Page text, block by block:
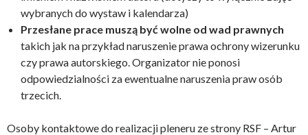
wybranych do wystaw i kalendarza)
Przesłane prace muszą być wolne od wad prawnych
takich jak na przykład naruszenie prawa ochrony wizerunku
czy prawa autorskiego. Organizator nie ponosi
odpowiedzialności za ewentualne naruszenia praw osób
trzecich.
Osoby kontaktowe do realizacji pleneru ze strony RSF – Artur